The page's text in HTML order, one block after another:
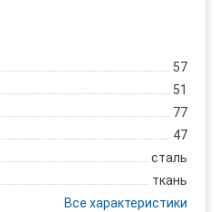
57
51
77
47
сталь
ткань
Все характеристики